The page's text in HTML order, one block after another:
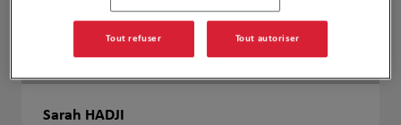
Sarah HADJI
Tout refuser Tout autoriser